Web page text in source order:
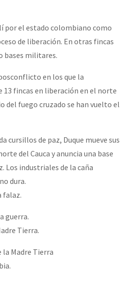
por el estado colombiano como
de liberación. En otras fincas
bases militares.
en los que la
13 fincas en liberación en el norte
del fuego cruzado se han vuelto el
cursillos de paz, Duque mueve sus
del Cauca y anuncia una base
Los industriales de la caña
dura.
falaz.
guerra.
Tierra.
la Madre Tierra